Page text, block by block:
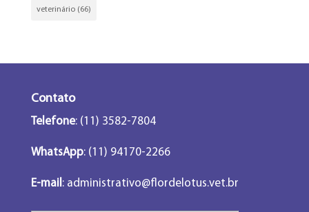
veterinário(66)
Contato
Telefone: (11) 3582-7804
WhatsApp: (11) 94170-2266
E-mail :administrativo@flordelotus.vet.br